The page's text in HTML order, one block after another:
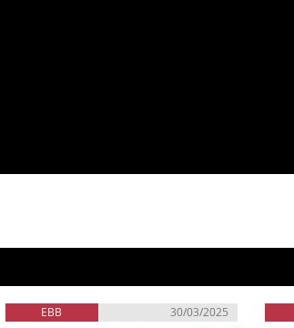
EBB 30/03/2025